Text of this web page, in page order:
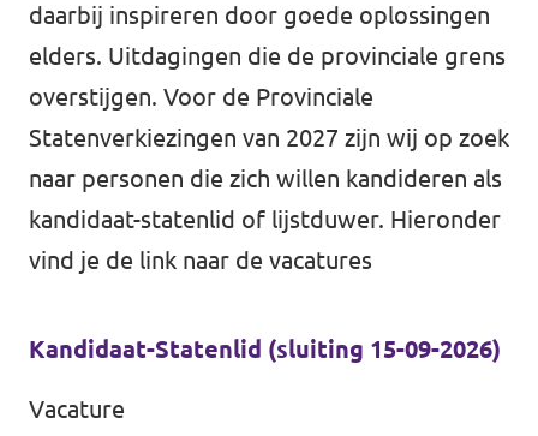
daarbij inspireren door goede oplossingen
elders. Uitdagingen die de provinciale grens
overstijgen. Voor de Provinciale
Statenverkiezingen van 2027 zijn wij op zoek
naar personen die zich willen kandideren als
kandidaat-statenlid of lijstduwer. Hieronder
vind je de link naar de vacatures
Kandidaat-Statenlid (sluiting 15-09-2026)
Vacature